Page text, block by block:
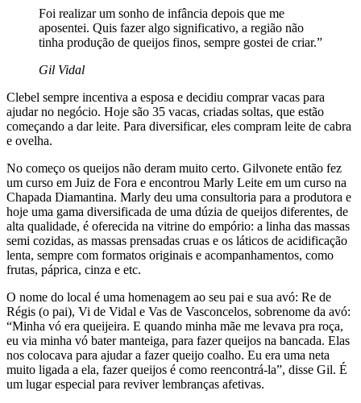
Foi realizar um sonho de infância depois que me
aposentei. Quis fazer algo significativo, a região não
tinha produção de queijos finos, sempre gostei de criar.”
Gil Vidal
Clebel sempre incentiva a esposa e decidiu comprar vacas para
ajudar no negócio. Hoje são 35 vacas, criadas soltas, que estão
começando a dar leite. Para diversificar, eles compram leite de cabra
e ovelha.
No começo os queijos não deram muito certo. Gilvonete então fez
um curso em Juiz de Fora e encontrou Marly Leite em um curso na
Chapada Diamantina. Marly deu uma consultoria para a produtora e
hoje uma gama diversificada de uma dúzia de queijos diferentes, de
alta qualidade, é oferecida na vitrine do empório: a linha das massas
semi cozidas, as massas prensadas cruas e os láticos de acidificação
lenta, sempre com formatos originais e acompanhamentos, como
frutas, páprica, cinza e etc.
O nome do local é uma homenagem ao seu pai e sua avó: Re de
Régis (o pai), Vi de Vidal e Vas de Vasconcelos, sobrenome da avó:
“Minha vó era queijeira. E quando minha mãe me levava pra roça,
eu via minha vó bater manteiga, para fazer queijos na bancada. Elas
nos colocava para ajudar a fazer queijo coalho. Eu era uma neta
muito ligada a ela, fazer queijos é como reencontrá-la”, disse Gil. É
um lugar especial para reviver lembranças afetivas.